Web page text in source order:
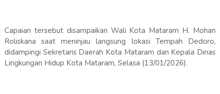
Capaian tersebut disampaikan Wali Kota Mataram H. Mohan
Roliskana saat meninjau langsung lokasi Tempah Dedoro,
didampingi Sekretaris Daerah Kota Mataram dan Kepala Dinas
Lingkungan Hidup Kota Mataram, Selasa (13/01/2026).